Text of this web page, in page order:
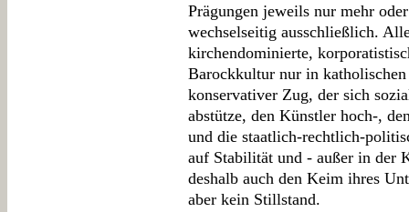
Prägungen jeweils nur mehr
wechselseitig ausschließlich.
kirchendominierte,
Barockkultur nur in
konservativer Zug, der sich
abstütze, den Künstler hoch-,
und die staatlich-rechtlich-
auf Stabilität und - außer in der
deshalb auch den Keim ihres
aber kein Stillstand.